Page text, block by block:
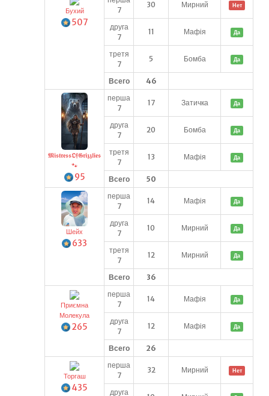
Бухий
507
7
30 Мирний Нет
друга
7
11 Мафія Да
третя
7
5 Бомба Да
Всего 46
𝕸𝖎𝖘𝖙𝖗𝖊𝖘𝖘𝕺𝖋𝕲𝖗𝖎𝖟𝖟𝖑𝖎𝖊𝖘
🐾
95
перша
7
17 Затичка Да
друга
7
20 Бомба Да
третя
7
13 Мафія Да
Всего 50
Шейх
633
перша
7
14 Мафія Да
друга
7
10 Мирний Да
третя
7
12 Мирний Да
Всего 36
Приємна
Молекула
265
перша
7
14 Мафія Да
друга
7
12 Мафія Да
Всего 26
Торгаш
435
перша
7
32 Мирний Нет
друга